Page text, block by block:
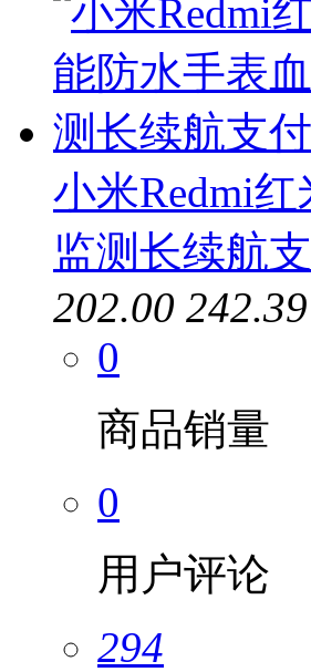
小米Redmi
监测长续航
202.00 242.39
0
商品销量
0
用户评论
294